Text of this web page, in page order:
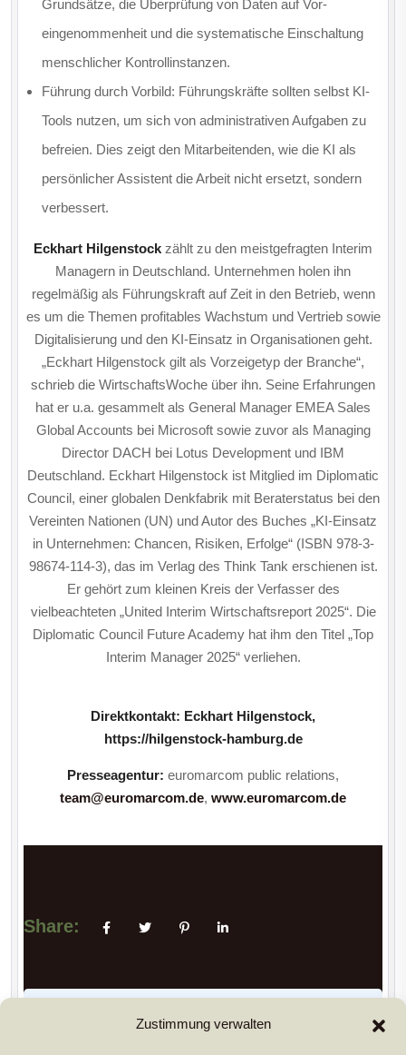
Zustimmung verwalten
Grundsätze, die Überprüfung von Daten auf Vor­
eingenommenheit und die systematische Einschaltung
menschlicher Kontrollinstanzen.
Führung durch Vorbild: Führungskräfte sollten selbst KI-
Tools nutzen, um sich von administrativen Aufgaben zu
befreien. Dies zeigt den Mitarbeitenden, wie die KI als
persönlicher Assistent die Arbeit nicht ersetzt, sondern
verbessert.
Eckhart Hilgenstock zählt zu den meistgefragten Interim
Managern in Deutschland. Unternehmen holen ihn
regelmäßig als Führungskraft auf Zeit in den Betrieb, wenn
es um die Themen profitables Wachstum und Vertrieb sowie
Digitalisierung und den KI-Einsatz in Organisationen geht.
„Eckhart Hilgenstock gilt als Vorzeigetyp der Branche“,
schrieb die WirtschaftsWoche über ihn. Seine Erfahrungen
hat er u.a. gesammelt als General Manager EMEA Sales
Global Accounts bei Microsoft sowie zuvor als Managing
Director DACH bei Lotus Development und IBM
Deutschland. Eckhart Hilgenstock ist Mitglied im Diplomatic
Council, einer globalen Denkfabrik mit Beraterstatus bei den
Vereinten Nationen (UN) und Autor des Buches „KI-Einsatz
in Unternehmen: Chancen, Risiken, Erfolge“ (ISBN 978-3-
98674-114-3), das im Verlag des Think Tank er­schienen ist.
Er gehört zum kleinen Kreis der Verfasser des
vielbeachteten „United Interim Wirtschafts­report 2025“. Die
Diplomatic Council Future Academy hat ihm den Titel „Top
Interim Manager 2025“ verliehen.
Direktkontakt: Eckhart Hilgenstock,
https://hilgenstock-hamburg.de
Presseagentur: euromarcom public relations,
team@euromarcom.de, www.euromarcom.de
Share: